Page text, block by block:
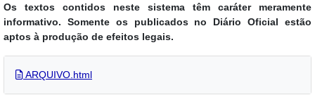
Os textos contidos neste sistema têm caráter meramente
informativo. Somente os publicados no Diário Oficial estão
aptos à produção de efeitos legais.
ARQUIVO.html